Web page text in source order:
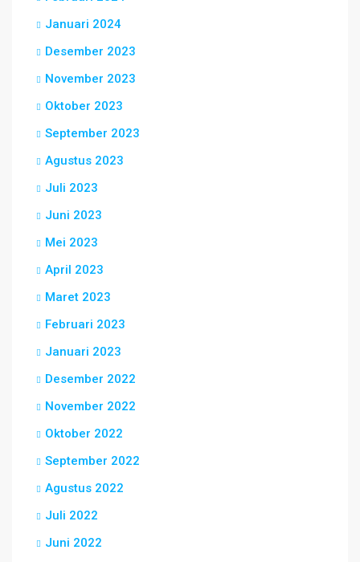
Januari 2024
Desember 2023
November 2023
Oktober 2023
September 2023
Agustus 2023
Juli 2023
Juni 2023
Mei 2023
April 2023
Maret 2023
Februari 2023
Januari 2023
Desember 2022
November 2022
Oktober 2022
September 2022
Agustus 2022
Juli 2022
Juni 2022